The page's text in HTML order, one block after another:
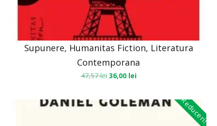
Supunere, Humanitas Fiction, Literatura
Contemporana
47,57lei 36,00 lei
Reduceri!